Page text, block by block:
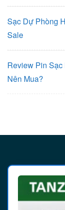
Sạc Dự Phòng
Sale
Review Pin
Nên Mua?